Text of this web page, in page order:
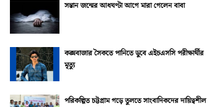
সন্তান জন্মের আধঘণ্টা আগে মারা গেলেন বাবা
কক্সবাজার সৈকতে পানিতে ডুবে এইচএসসি পরীক্ষার্থীর
মৃত্যু
পরিকল্পিত চট্টগ্রাম গড়ে তুলতে সাংবাদিকদের দায়িত্বশীল